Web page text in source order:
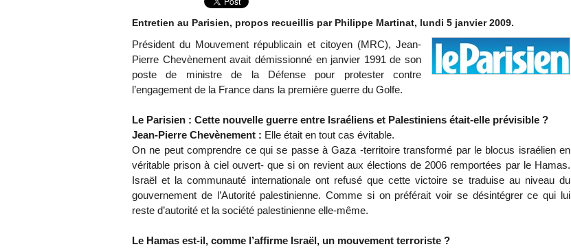
Entretien au Parisien, propos recueillis par Philippe Martinat, lundi 5 janvier 2009.
Président du Mouvement républicain et citoyen (MRC), Jean-
Pierre Chevènement avait démissionné en janvier 1991 de son
poste de ministre de la Défense pour protester contre
l’engagement de la France dans la première guerre du Golfe.
Le Parisien : Cette nouvelle guerre entre Israéliens et Palestiniens était-elle prévisible ?
Jean-Pierre Chevènement : Elle était en tout cas évitable.
On ne peut comprendre ce qui se passe à Gaza -territoire transformé par le blocus israélien en
véritable prison à ciel ouvert- que si on revient aux élections de 2006 remportées par le Hamas.
Israël et la communauté internationale ont refusé que cette victoire se traduise au niveau du
gouvernement de l’Autorité palestinienne. Comme si on préférait voir se désintégrer ce qui lui
reste d’autorité et la société palestinienne elle-même.
Le Hamas est-il, comme l’affirme Israël, un mouvement terroriste ?